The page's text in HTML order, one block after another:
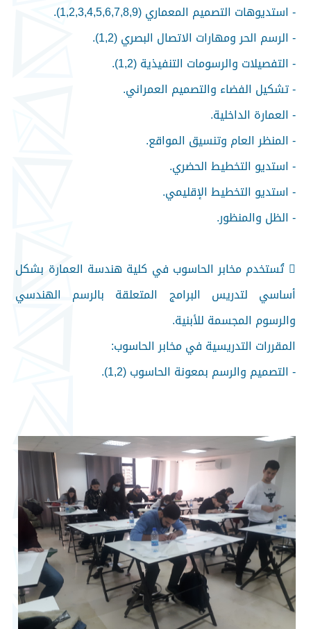
- استديوهات التصميم المعماري (1,2,3,4,5,6,7,8,9).
- الرسم الحر ومهارات الاتصال البصري (1,2).
- التفصيلات والرسومات التنفيذية (1,2).
- تشكيل الفضاء والتصميم العمراني.
- العمارة الداخلية.
- المنظر العام وتنسيق المواقع.
- استديو التخطيط الحضري.
- استديو التخطيط الإقليمي.
- الظل والمنظور.
 تُستخدم مخابر الحاسوب في كلية هندسة العمارة بشكل
أساسي لتدريس البرامج المتعلقة بالرسم الهندسي
والرسوم المجسمة للأبنية.
المقررات التدريسية في مخابر الحاسوب:
- التصميم والرسم بمعونة الحاسوب (1,2).